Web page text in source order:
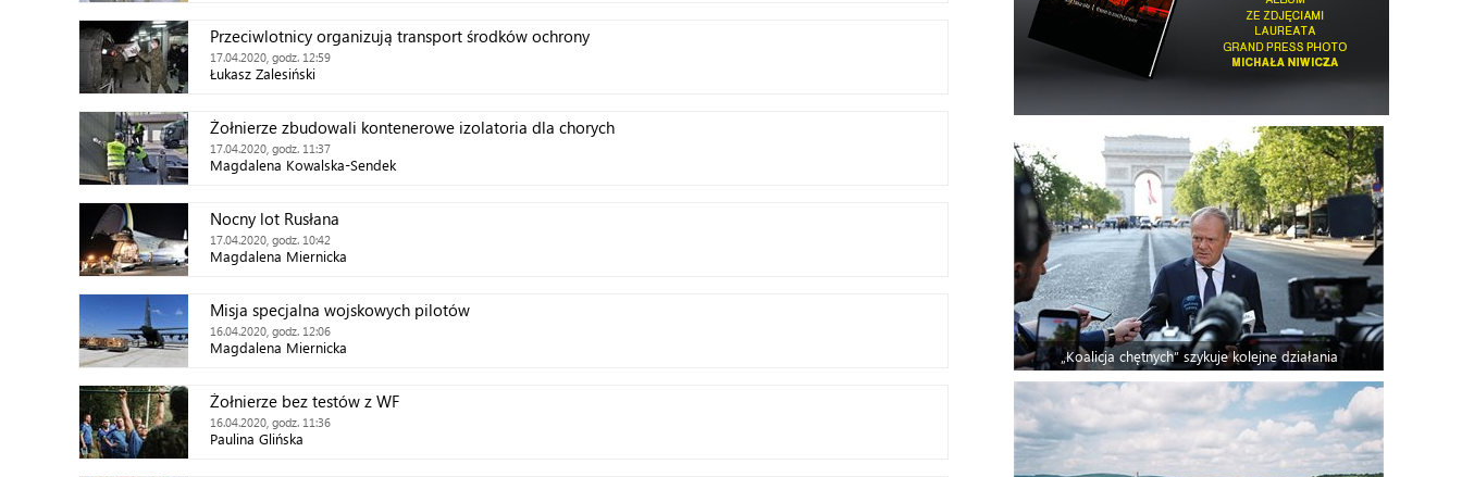
Przeciwlotnicy organizują transport środków ochrony
17.04.2020, godz. 12:59
Łukasz Zalesiński
Żołnierze zbudowali kontenerowe izolatoria dla chorych
17.04.2020, godz. 11:37
Magdalena Kowalska-Sendek
Nocny lot Rusłana
17.04.2020, godz. 10:42
Magdalena Miernicka
Misja specjalna wojskowych pilotów
16.04.2020, godz. 12:06
Magdalena Miernicka
Żołnierze bez testów z WF
16.04.2020, godz. 11:36
Paulina Glińska
„Koalicja chętnych” szykuje kolejne działania